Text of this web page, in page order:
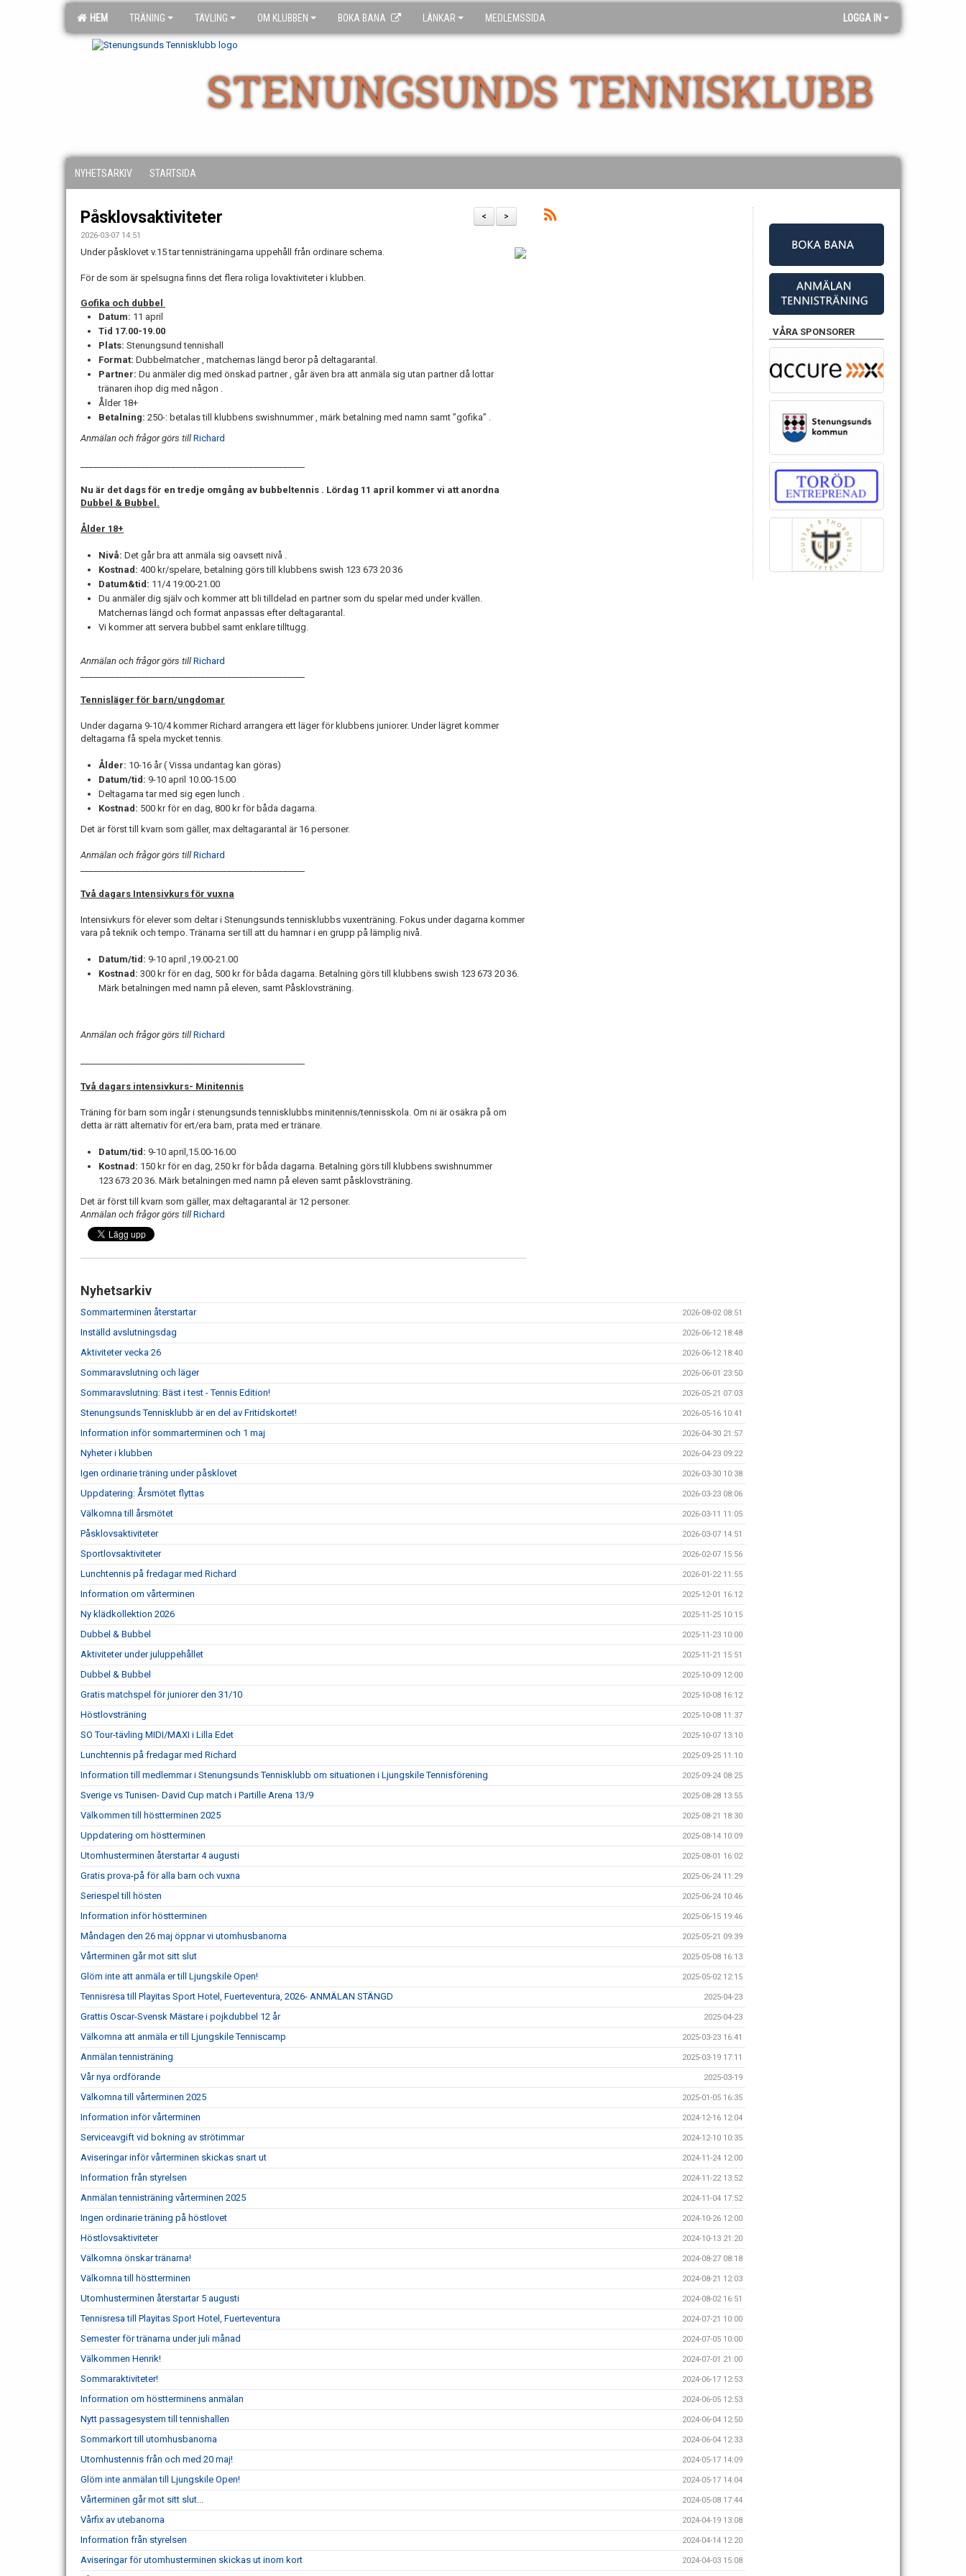
HEM TRÄNING TÄVLING OM KLUBBEN BOKA BANA LÄNKAR MEDLEMSSIDA LOGGA IN
STENUNGSUNDS TENNISKLUBB
NYHETSARKIV STARTSIDA
>
<
Påsklovsaktiviteter
2026-03-07 14:51
Under påsklovet v.15 tar tennisträningarna uppehåll från ordinare schema.
För de som är spelsugna finns det flera roliga lovaktiviteter i klubben.
Gofika och dubbel
Datum: 11 april
Tid 17.00-19.00
Plats: Stenungsund tennishall
Format: Dubbelmatcher , matchernas längd beror på deltagarantal.
Partner: Du anmäler dig med önskad partner , går även bra att anmäla sig utan partner då lottar
tränaren ihop dig med någon .
Ålder 18+
Betalning: 250-: betalas till klubbens swishnummer , märk betalning med namn samt ”gofika” .
Anmälan och frågor görs till Richard
Nu är det dags för en tredje omgång av bubbeltennis . Lördag 11 april kommer vi att anordna
Dubbel & Bubbel.
Ålder 18+
Nivå: Det går bra att anmäla sig oavsett nivå .
Kostnad: 400 kr/spelare, betalning görs till klubbens swish 123 673 20 36
Datum&tid: 11/4 19:00-21.00
Du anmäler dig själv och kommer att bli tilldelad en partner som du spelar med under kvällen.
Matchernas längd och format anpassas efter deltagarantal.
Vi kommer att servera bubbel samt enklare tilltugg.
Anmälan och frågor görs till Richard
Tennisläger för barn/ungdomar
Under dagarna 9-10/4 kommer Richard arrangera ett läger för klubbens juniorer. Under lägret kommer
deltagarna få spela mycket tennis.
Ålder: 10-16 år ( Vissa undantag kan göras)
Datum/tid: 9-10 april 10.00-15.00
Deltagarna tar med sig egen lunch .
Kostnad: 500 kr för en dag, 800 kr för båda dagarna.
Det är först till kvarn som gäller, max deltagarantal är 16 personer.
Anmälan och frågor görs till Richard
Två dagars Intensivkurs för vuxna
Intensivkurs för elever som deltar i Stenungsunds tennisklubbs vuxenträning. Fokus under dagarna kommer
vara på teknik och tempo. Tränarna ser till att du hamnar i en grupp på lämplig nivå.
Datum/tid: 9-10 april ,19.00-21.00
Kostnad: 300 kr för en dag, 500 kr för båda dagarna. Betalning görs till klubbens swish 123 673 20 36.
Märk betalningen med namn på eleven, samt Påsklovsträning.
Anmälan och frågor görs till Richard
Två dagars intensivkurs- Minitennis
Träning för barn som ingår i stenungsunds tennisklubbs minitennis/tennisskola. Om ni är osäkra på om
detta är rätt alternativ för ert/era barn, prata med er tränare.
Datum/tid: 9-10 april,15.00-16.00
Kostnad: 150 kr för en dag, 250 kr för båda dagarna. Betalning görs till klubbens swishnummer
123 673 20 36. Märk betalningen med namn på eleven samt påsklovsträning.
Det är först till kvarn som gäller, max deltagarantal är 12 personer.
Anmälan och frågor görs till Richard
Nyhetsarkiv
Sommarterminen återstartar 2026-08-02 08:51
Inställd avslutningsdag 2026-06-12 18:48
Aktiviteter vecka 26 2026-06-12 18:40
Sommaravslutning och läger 2026-06-01 23:50
Sommaravslutning: Bäst i test - Tennis Edition! 2026-05-21 07:03
Stenungsunds Tennisklubb är en del av Fritidskortet! 2026-05-16 10:41
Information inför sommarterminen och 1 maj 2026-04-30 21:57
Nyheter i klubben 2026-04-23 09:22
Igen ordinarie träning under påsklovet 2026-03-30 10:38
Uppdatering: Årsmötet flyttas 2026-03-23 08:06
Välkomna till årsmötet 2026-03-11 11:05
Påsklovsaktiviteter 2026-03-07 14:51
Sportlovsaktiviteter 2026-02-07 15:56
Lunchtennis på fredagar med Richard 2026-01-22 11:55
Information om vårterminen 2025-12-01 16:12
Ny klädkollektion 2026 2025-11-25 10:15
Dubbel & Bubbel 2025-11-23 10:00
Aktiviteter under juluppehållet 2025-11-21 15:51
Dubbel & Bubbel 2025-10-09 12:00
Gratis matchspel för juniorer den 31/10 2025-10-08 16:12
Höstlovsträning 2025-10-08 11:37
SO Tour-tävling MIDI/MAXI i Lilla Edet 2025-10-07 13:10
Lunchtennis på fredagar med Richard 2025-09-25 11:10
Information till medlemmar i Stenungsunds Tennisklubb om situationen i Ljungskile Tennisförening 2025-09-24 08:25
Sverige vs Tunisen- David Cup match i Partille Arena 13/9 2025-08-28 13:55
Välkommen till höstterminen 2025 2025-08-21 18:30
Uppdatering om höstterminen 2025-08-14 10:09
Utomhusterminen återstartar 4 augusti 2025-08-01 16:02
Gratis prova-på för alla barn och vuxna 2025-06-24 11:29
Seriespel till hösten 2025-06-24 10:46
Information inför höstterminen 2025-06-15 19:46
Måndagen den 26 maj öppnar vi utomhusbanorna 2025-05-21 09:39
Vårterminen går mot sitt slut 2025-05-08 16:13
Glöm inte att anmäla er till Ljungskile Open! 2025-05-02 12:15
Tennisresa till Playitas Sport Hotel, Fuerteventura, 2026- ANMÄLAN STÄNGD 2025-04-23
Grattis Oscar-Svensk Mästare i pojkdubbel 12 år 2025-04-23
Välkomna att anmäla er till Ljungskile Tenniscamp 2025-03-23 16:41
Anmälan tennisträning 2025-03-19 17:11
Vår nya ordförande 2025-03-19
Välkomna till vårterminen 2025 2025-01-05 16:35
Information inför vårterminen 2024-12-16 12:04
Serviceavgift vid bokning av strötimmar 2024-12-10 10:35
Aviseringar inför vårterminen skickas snart ut 2024-11-24 12:00
Information från styrelsen 2024-11-22 13:52
Anmälan tennisträning vårterminen 2025 2024-11-04 17:52
Ingen ordinarie träning på höstlovet 2024-10-26 12:00
Höstlovsaktiviteter 2024-10-13 21:20
Välkomna önskar tränarna! 2024-08-27 08:18
Välkomna till höstterminen 2024-08-21 12:03
Utomhusterminen återstartar 5 augusti 2024-08-02 16:51
Tennisresa till Playitas Sport Hotel, Fuerteventura 2024-07-21 10:00
Semester för tränarna under juli månad 2024-07-05 10:00
Välkommen Henrik! 2024-07-01 21:00
Sommaraktiviteter! 2024-06-17 12:53
Information om höstterminens anmälan 2024-06-05 12:53
Nytt passagesystem till tennishallen 2024-06-04 12:50
Sommarkort till utomhusbanorna 2024-06-04 12:33
Utomhustennis från och med 20 maj! 2024-05-17 14:09
Glöm inte anmälan till Ljungskile Open! 2024-05-17 14:04
Vårterminen går mot sitt slut... 2024-05-08 17:44
Vårfix av utebanorna 2024-04-19 13:08
Information från styrelsen 2024-04-14 12:20
Aviseringar för utomhusterminen skickas ut inom kort 2024-04-03 15:08
VÅRA SPONSORER